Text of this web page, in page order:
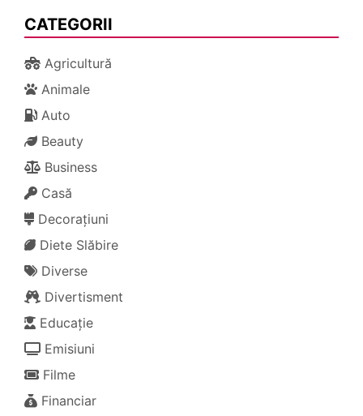
CATEGORII
Agricultură
Animale
Auto
Beauty
Business
Casă
Decorațiuni
Diete Slăbire
Diverse
Divertisment
Educație
Emisiuni
Filme
Financiar